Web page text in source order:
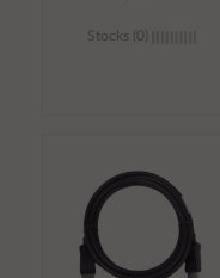
Stocks (0)
carrito